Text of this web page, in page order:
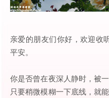
亲爱的朋友们你好，欢迎收
平安。
你是否曾在夜深人静时，被
只要稍微模糊一下底线，就